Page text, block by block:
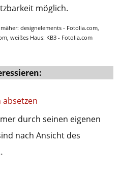
möglich.
designelements - Fotolia.com,
weißes Haus: KB3 - Fotolia.com
durch seinen eigenen
nach Ansicht des